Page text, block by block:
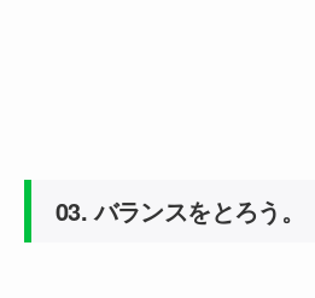
03.バランスをとろう。